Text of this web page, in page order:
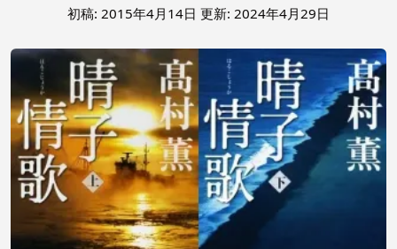
初稿: 2015年4月14日 更新: 2024年4月29日